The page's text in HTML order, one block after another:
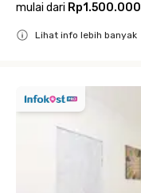
mulai dari Rp1.500.000
Lihat info lebih banyak